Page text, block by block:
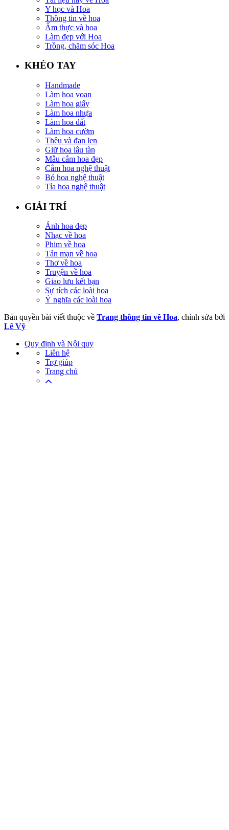
Y học và Hoa
Thông tin về hoa
Ẩm thực và hoa
Làm đẹp với Hoa
Trồng, chăm sóc Hoa
KHÉO TAY
Handmade
Làm hoa voan
Làm hoa giấy
Làm hoa nhựa
Làm hoa đất
Làm hoa cườm
Thêu và đan len
Giữ hoa lâu tàn
Mẫu cắm hoa đẹp
Cắm hoa nghệ thuật
Bó hoa nghệ thuật
Tỉa hoa nghệ thuật
GIẢI TRÍ
Ảnh hoa đẹp
Nhạc về hoa
Phim về hoa
Tản mạn về hoa
Thơ về hoa
Truyện về hoa
Giao lưu kết bạn
Sự tích các loài hoa
Ý nghĩa các loài hoa
Bản quyền bài viết thuộc về Trang thông tin về Hoa, chỉnh sửa bởi
Lê Vỹ
Quy định và Nội quy
Liên hệ
Trợ giúp
Trang chủ